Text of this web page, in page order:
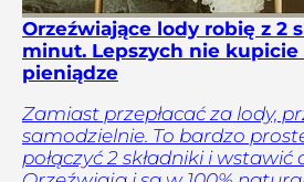
Orzeźwiające lody robię z 2
minut. Lepszych nie kupicie
pieniądze
Zamiast przepłacać za lody,
samodzielnie. To bardzo
połączyć 2 składniki i